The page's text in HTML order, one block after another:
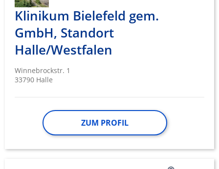
Klinikum Bielefeld gem.
GmbH, Standort
Halle/Westfalen
Winnebrockstr. 1
33790 Halle
ZUM PROFIL